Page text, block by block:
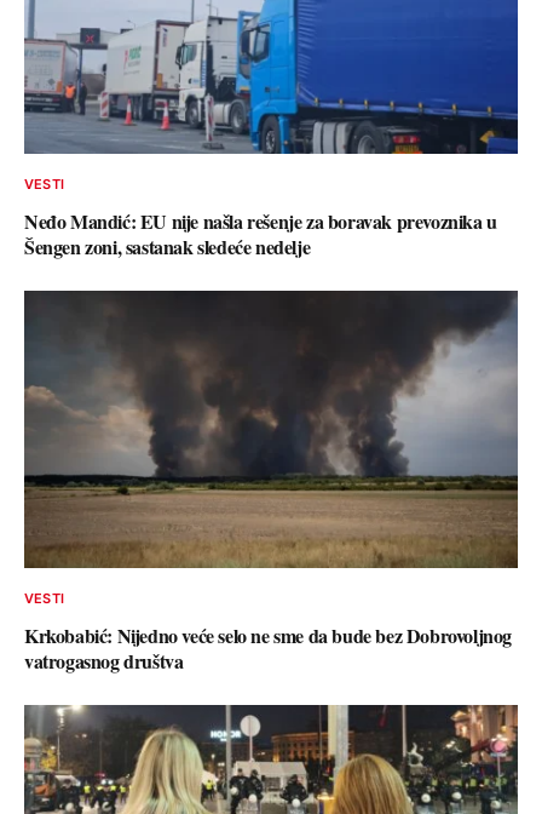
VESTI
Neđo Mandić: EU nije našla rešenje za boravak prevoznika u
Šengen zoni, sastanak sledeće nedelje
VESTI
Krkobabić: Nijedno veće selo ne sme da bude bez Dobrovoljnog
vatrogasnog društva